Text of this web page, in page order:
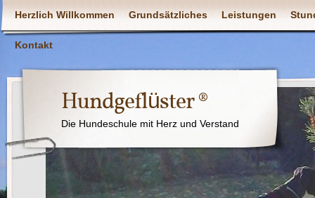
Herzlich Willkommen Grundsätzliches Leistungen
Kontakt
Hundgeflüster ®
Die Hundeschule mit Herz und Verstand